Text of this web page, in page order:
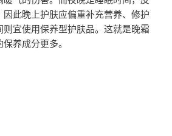
此晚上护肤应偏重补充营养、修护
宜使用保养型护肤品。这就是晚霜
养成分更多。